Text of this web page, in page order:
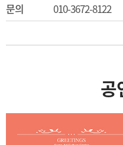
문의
010-3672-8122
공